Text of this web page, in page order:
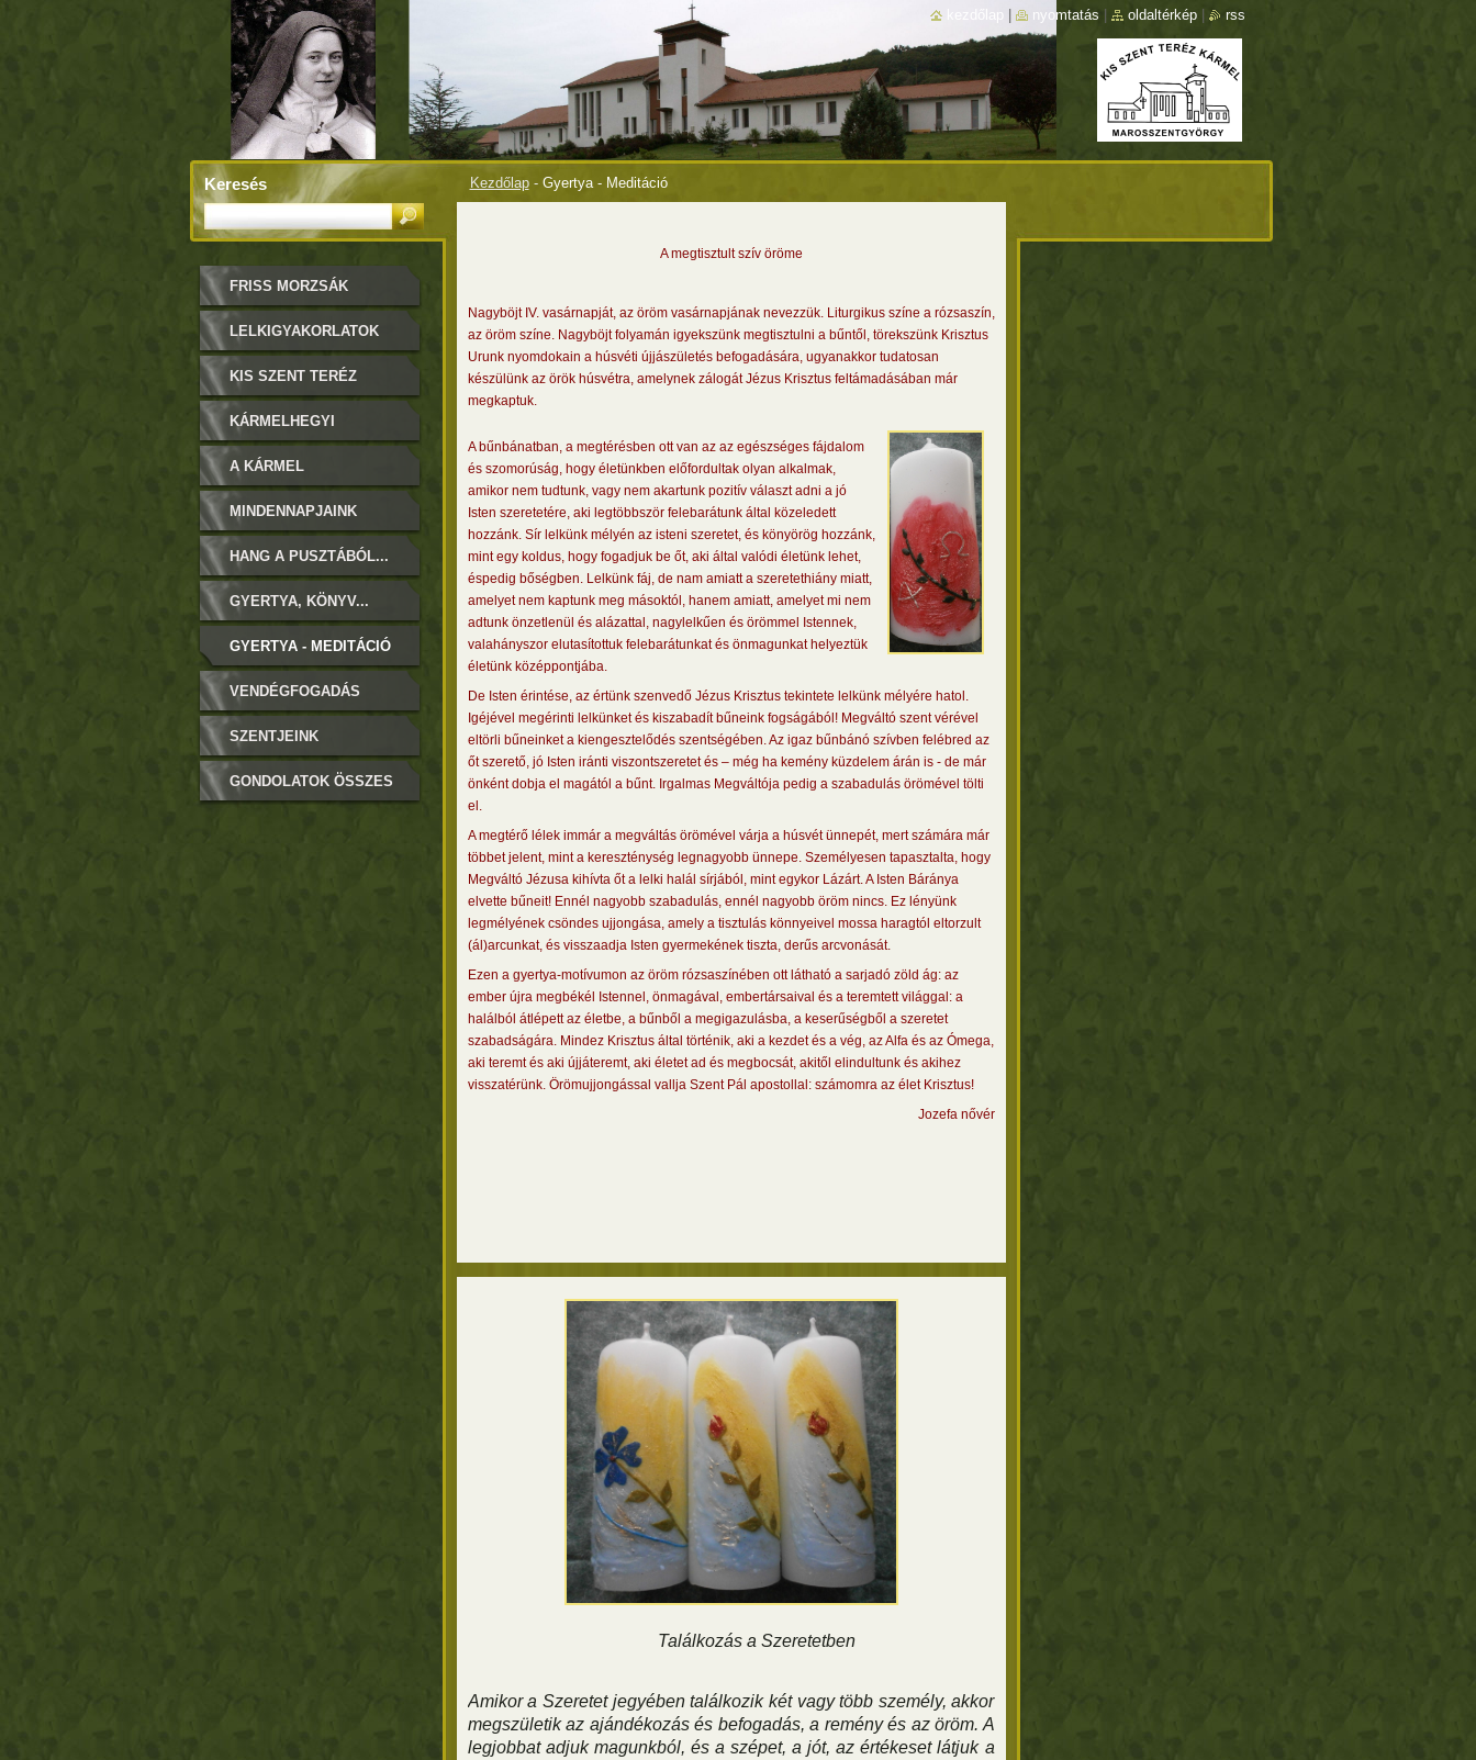
Kezdőlap - Gyertya - Meditáció
A megtisztult szív öröme
Nagyböjt IV. vasárnapját, az öröm vasárnapjának nevezzük. Liturgikus színe a rózsaszín,
az öröm színe. Nagyböjt folyamán igyekszünk megtisztulni a bűntől, törekszünk Krisztus
Urunk nyomdokain a húsvéti újjászületés befogadására, ugyanakkor tudatosan
készülünk az örök húsvétra, amelynek zálogát Jézus Krisztus feltámadásában már
megkaptuk.
A bűnbánatban, a megtérésben ott van az az egészséges fájdalom
és szomorúság, hogy életünkben előfordultak olyan alkalmak,
amikor nem tudtunk, vagy nem akartunk pozitív választ adni a jó
Isten szeretetére, aki legtöbbször felebarátunk által közeledett
hozzánk. Sír lelkünk mélyén az isteni szeretet, és könyörög hozzánk,
mint egy koldus, hogy fogadjuk be őt, aki által valódi életünk lehet,
éspedig bőségben. Lelkünk fáj, de nam amiatt a szeretethiány miatt,
amelyet nem kaptunk meg másoktól, hanem amiatt, amelyet mi nem
adtunk önzetlenül és alázattal, nagylelkűen és örömmel Istennek,
valahányszor elutasítottuk felebarátunkat és önmagunkat helyeztük
életünk középpontjába.
De Isten érintése, az értünk szenvedő Jézus Krisztus tekintete lelkünk mélyére hatol.
Igéjével megérinti lelkünket és kiszabadít bűneink fogságából! Megváltó szent vérével
eltörli bűneinket a kiengesztelődés szentségében. Az igaz bűnbánó szívben felébred az
őt szerető, jó Isten iránti viszontszeretet és – még ha kemény küzdelem árán is - de már
önként dobja el magától a bűnt. Irgalmas Megváltója pedig a szabadulás örömével tölti
el.
A megtérő lélek immár a megváltás örömével várja a húsvét ünnepét, mert számára már
többet jelent, mint a kereszténység legnagyobb ünnepe. Személyesen tapasztalta, hogy
Megváltó Jézusa kihívta őt a lelki halál sírjából, mint egykor Lázárt. A Isten Báránya
elvette bűneit! Ennél nagyobb szabadulás, ennél nagyobb öröm nincs. Ez lényünk
legmélyének csöndes ujjongása, amely a tisztulás könnyeivel mossa haragtól eltorzult
(ál)arcunkat, és visszaadja Isten gyermekének tiszta, derűs arcvonását.
Ezen a gyertya-motívumon az öröm rózsaszínében ott látható a sarjadó zöld ág: az
ember újra megbékél Istennel, önmagával, embertársaival és a teremtett világgal: a
halálból átlépett az életbe, a bűnből a megigazulásba, a keserűségből a szeretet
szabadságára. Mindez Krisztus által történik, aki a kezdet és a vég, az Alfa és az Ómega,
aki teremt és aki újjáteremt, aki életet ad és megbocsát, akitől elindultunk és akihez
visszatérünk. Örömujjongással vallja Szent Pál apostollal: számomra az élet Krisztus!
Jozefa nővér
Találkozás a Szeretetben
Amikor a Szeretet jegyében találkozik két vagy több személy, akkor
megszületik az ajándékozás és befogadás, a remény és az öröm. A
legjobbat adjuk magunkból, és a szépet, a jót, az értékeset látjuk a
FRISS MORZSÁK
LELKIGYAKORLATOK
KIS SZENT TERÉZ
KÁRMELHEGYI
BOLDOGASSZONY
A KÁRMEL
MINDENNAPJAINK
HANG A PUSZTÁBÓL...
GYERTYA, KÖNYV...
GYERTYA - MEDITÁCIÓ
VENDÉGFOGADÁS
SZENTJEINK
GONDOLATOK ÖSSZES
Keresés
kezdőlap nyomtatás oldaltérkép rss